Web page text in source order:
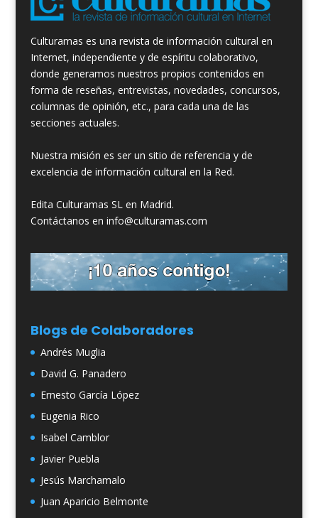
Culturamas es una revista de información cultural en
Internet, independiente y de espíritu colaborativo,
donde generamos nuestros propios contenidos en
forma de reseñas, entrevistas, novedades, concursos,
columnas de opinión, etc., para cada una de las
secciones actuales.
Nuestra misión es ser un sitio de referencia y de
excelencia de información cultural en la Red.
Edita Culturamas SL en Madrid.
Contáctanos en info@culturamas.com
Blogs de Colaboradores
Andrés Muglia
David G. Panadero
Ernesto García López
Eugenia Rico
Isabel Camblor
Javier Puebla
Jesús Marchamalo
Juan Aparicio Belmonte